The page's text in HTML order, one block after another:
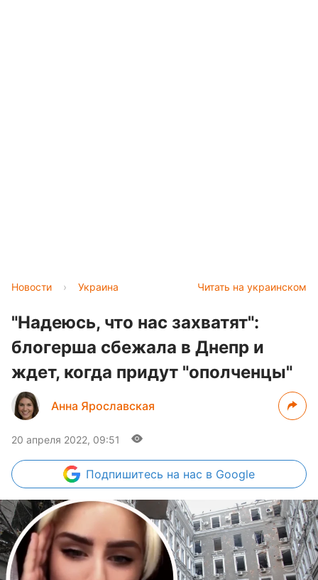
Читать на украинском
Новости › Украина
"Надеюсь, что нас захватят":
блогерша сбежала в Днепр и
ждет, когда придут "ополченцы"
Анна Ярославская
20 апреля 2022, 09:51
Подпишитесь на нас в Google